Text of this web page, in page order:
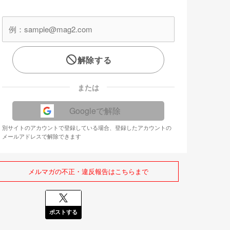
解除する
または
Googleで解除
別サイトのアカウントで登録している場合、登録したアカウントの
メールアドレスで解除できます
メルマガの不正・違反報告はこちらまで
ポストする